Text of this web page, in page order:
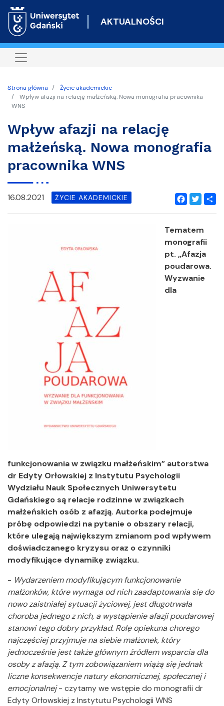
do
AKTUALNOŚCI
Strona główna
Życie akademickie
Wpływ afazji na relację małżeńską. Nowa monografia pracownika
WNS
Wpływ afazji na relację
małżeńską. Nowa monografia
pracownika WNS
Facebook
Twitter
16.08.2021 ŻYCIE AKADEMICKIE
Tematem
monografii
pt. „Afazja
poudarowa.
Wyzwanie
dla
funkcjonowania w związku małżeńskim” autorstwa
dr Edyty Orłowskiej z Instytutu Psychologii
Wydziału Nauk Społecznych Uniwersytetu
Gdańskiego są relacje rodzinne w związkach
małżeńskich osób z afazją. Autorka podejmuje
próbę odpowiedzi na pytanie o obszary relacji,
które ulegają największym zmianom pod wpływem
doświadczanego kryzysu oraz o czynniki
modyfikujące dynamikę związku.
- Wydarzeniem modyfikującym funkcjonowanie
małżonków, które wymaga od nich zaadaptowania się do
nowo zaistniałej sytuacji życiowej, jest długotrwała
choroba jednego z nich, a wystąpienie afazji poudarowej
stanowi tego dobry przykład. Rolę opiekuna chorego
najczęściej przyjmuje na siebie małżonek, który
jednocześnie jest także głównym źródłem wsparcia dla
osoby z afazją. Z tym zobowiązaniem wiążą się jednak
liczne konsekwencje natury ekonomicznej, społecznej i
emocjonalnej- czytamy we wstępie do monografii dr
Edyty Orłowskiej z Instytutu Psychologii WNS